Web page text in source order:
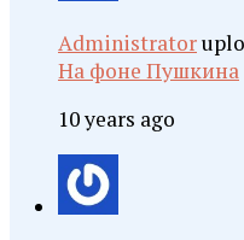
Administrator
На фоне Пушкина
10 years ago